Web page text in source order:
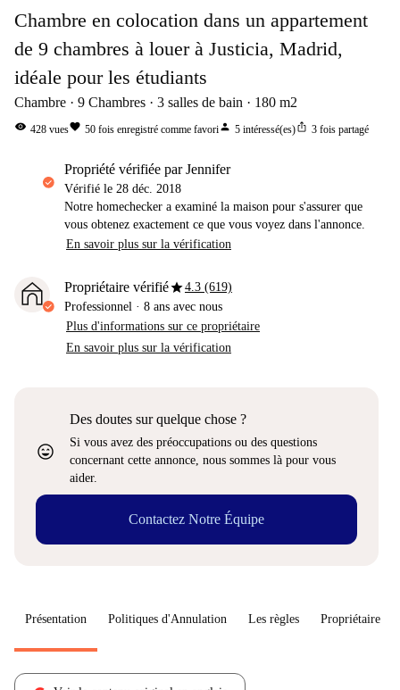
Chambre en colocation dans un appartement
de 9 chambres à louer à Justicia, Madrid,
idéale pour les étudiants
Chambre 9 Chambres 3 salles de bain 180 m2
visibility 428 vuesfavorite 50 fois enregistré comme favoriperson 5 intéressé(es)ios_share 3 fois partagé
propriété vérifiée par Jennifer
Vérifié le 28 déc. 2018
Notre homechecker a examiné la maison pour s'assurer que
vous obtenez exactement ce que vous voyez dans l'annonce.
En savoir plus sur la vérification
Propriétaire vérifiéstar4.3 (619)
Professionnel · 8 ans avec nous
Plus d'informations sur ce propriétaire
En savoir plus sur la vérification
sentiment_very_satisfied
Des doutes sur quelque chose ?
Si vous avez des préoccupations ou des questions
concernant cette annonce, nous sommes là pour vous
aider.
Contactez Notre Équipe
Présentation Politiques d'Annulation Les règles Propriétaire